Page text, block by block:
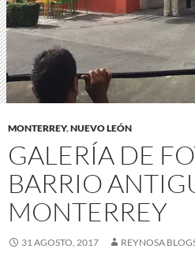
MONTERREY,NUEVO LEÓN
GALERÍA DE
BARRIO
MONTERREY
31 AGOSTO, 2017 REYNOSA